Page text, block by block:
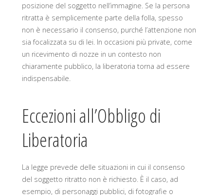
posizione del soggetto nell’immagine. Se la persona
ritratta è semplicemente parte della folla, spesso
non è necessario il consenso, purché l’attenzione non
sia focalizzata su di lei. In occasioni più private, come
un ricevimento di nozze in un contesto non
chiaramente pubblico, la liberatoria torna ad essere
indispensabile.
Eccezioni all’Obbligo di
Liberatoria
La legge prevede delle situazioni in cui il consenso
del soggetto ritratto non è richiesto. È il caso, ad
esempio, di personaggi pubblici, di fotografie o